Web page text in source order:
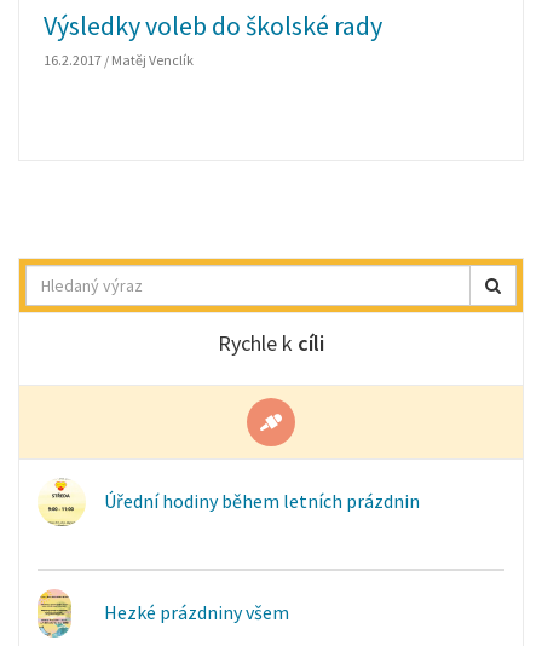
Výsledky voleb do školské rady
16.2.2017 / Matěj Venclík
Hledat
Rychle k cíli
Úřední hodiny během letních prázdnin
Hezké prázdniny všem